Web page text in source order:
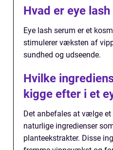
Hvad er eye
Eye lash serum er et
stimulerer væksten af
sundhed og udseende.
Hvilke
kigge efter i et
Det anbefales at vælge et
naturlige ingredienser
planteekstrakter. Disse